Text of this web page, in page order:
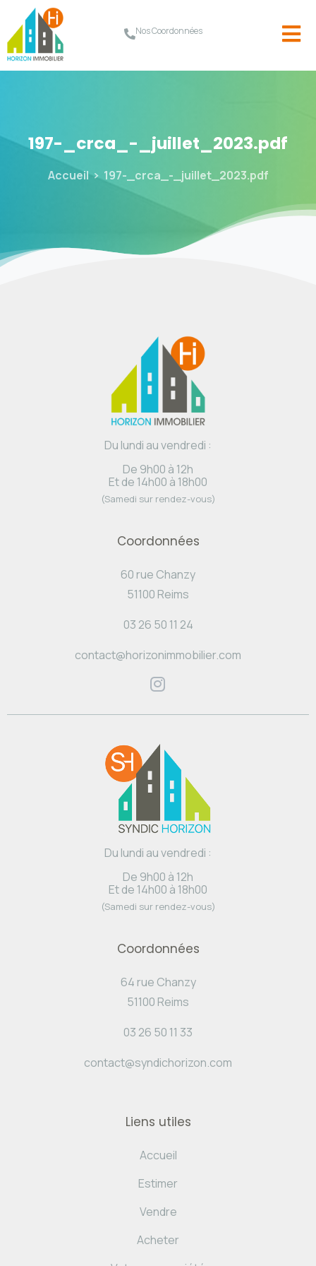
Nos Coordonnées
197-_crca_-_juillet_2023.pdf
Accueil 197-_crca_-_juillet_2023.pdf
Du lundi au vendredi :
De 9h00 à 12h
Et de 14h00 à 18h00
(Samedi sur rendez-vous)
Coordonnées
60 rue Chanzy
51100 Reims
03 26 50 11 24
contact@horizonimmobilier.com
Du lundi au vendredi :
De 9h00 à 12h
Et de 14h00 à 18h00
(Samedi sur rendez-vous)
Coordonnées
64 rue Chanzy
51100 Reims
03 26 50 11 33
contact@syndichorizon.com
Liens utiles
Accueil
Estimer
Vendre
Acheter